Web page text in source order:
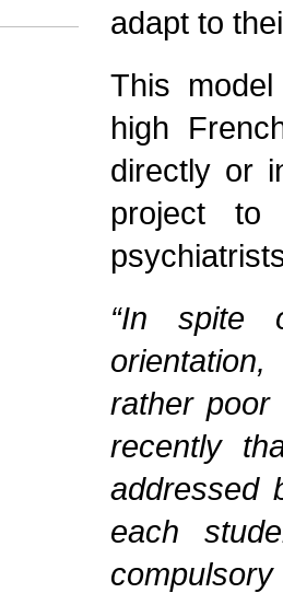
adapt to
This
high
directly or
project
“In spite
rather
recently
addressed
each